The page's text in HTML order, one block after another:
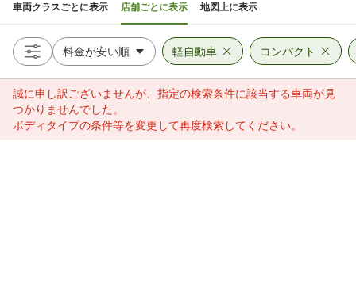
車両クラスごとに表示 店舗ごとに表示 地図上に表示
軽自動車 コンパクト
誠に申し訳ございませんが、指定の検索条件に該当する車両が見
つかりませんでした。
ボディタイプの条件等を変更して再度検索してください。